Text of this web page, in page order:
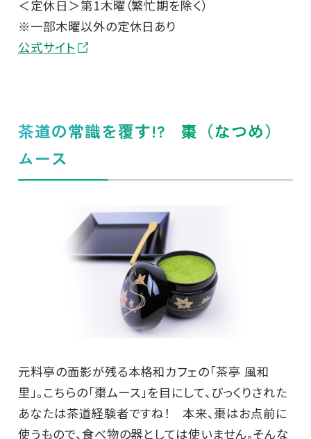
＜定休日＞第1木曜（繁忙期を除く）
※一部木曜以外の定休日あり
公式サイト
茶道の常識を覆す!? 棗（なつめ）
ムース
元料亭の面影が残る本格和カフェの「茶亭 風和
里」。こちらの「棗ムース」を目にして、びっくりされた
あなたは茶道経験者ですね！ 本来、棗はお点前に
使うもので、食べ物の器としては使いません。そんな